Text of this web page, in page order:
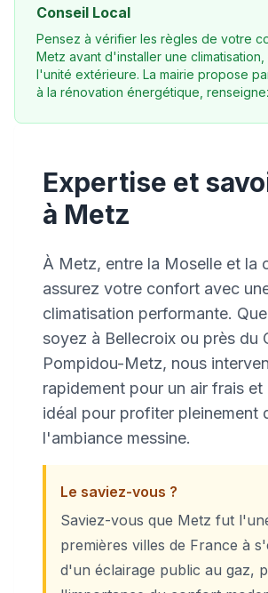
Expertise et
à Metz
À Metz, entre la Moselle et la
assurez votre confort avec
climatisation performante.
soyez à Bellecroix ou près du
Pompidou-Metz, nous
rapidement pour un air frais et
idéal pour profiter pleinement
l'ambiance messine.
Le saviez-vous ?
Saviez-vous que Metz fut
premières villes de France à
d'un éclairage public au gaz,
Conseil Local
Pensez à vérifier les règles de votre
Metz avant d'installer une
l'unité extérieure. La mairie propose
à la rénovation énergétique,